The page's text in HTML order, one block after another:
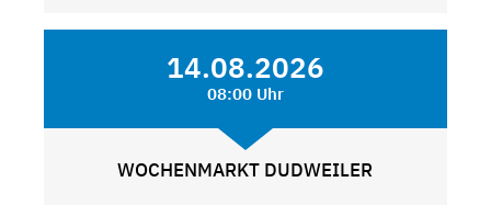
14.08.2026
08:00 Uhr
WOCHENMARKT DUDWEILER